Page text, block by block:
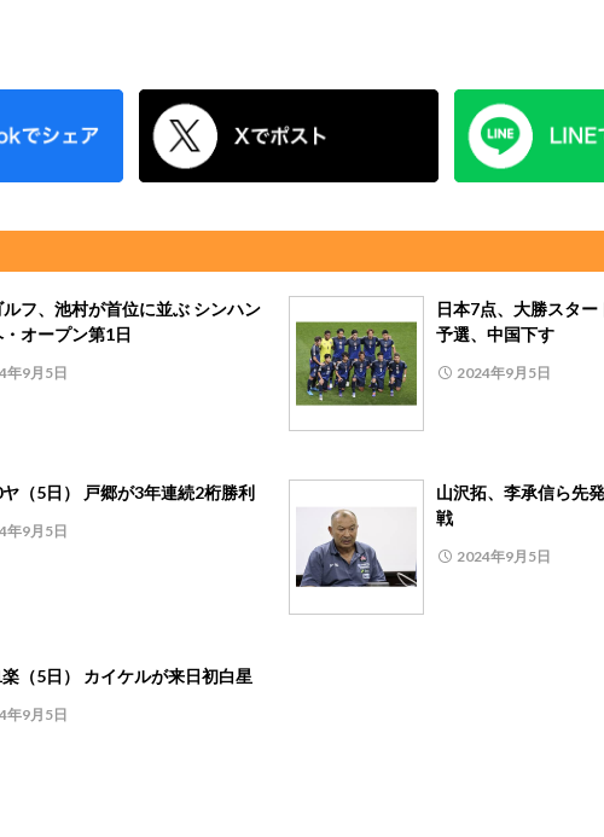
ルフ、池村が首位に並ぶ シンハン
・オープン第1日
年9月5日
日本7点、大勝スタ
予選、中国下す
2024年9月5日
（5日） 戸郷が3年連続2桁勝利
年9月5日
山沢拓、李承信ら先
戦
2024年9月5日
（5日） カイケルが来日初白星
年9月5日